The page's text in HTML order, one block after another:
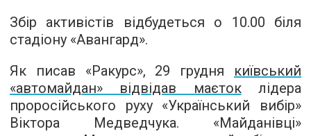
Збір активістів відбудеться о 10.00 біля
стадіону «Авангард».
Як писав «Ракурс», 29 грудня київський
«автомайдан» відвідав маєтоклідера
проросійського руху «Український вибір»
Віктора Медведчука. «Майданівці»